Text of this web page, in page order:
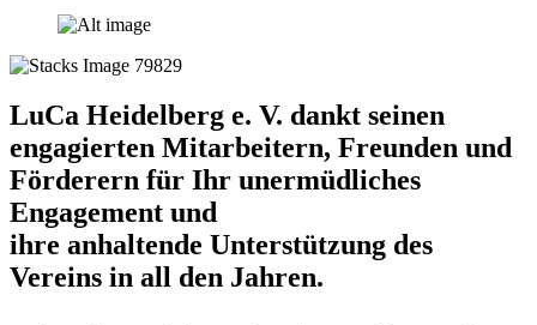
LuCa Heidelberg e. V. dankt seinen
engagierten Mitarbeitern, Freunden und
Förderern für Ihr unermüdliches
Engagement und
ihre anhaltende Unterstützung des
Vereins in all den Jahren.